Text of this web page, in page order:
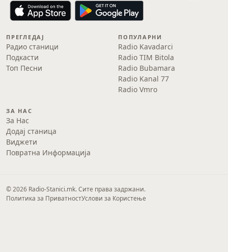
ПРЕГЛЕДАЈ
Радио станици
Подкасти
Топ Песни
ПОПУЛАРНИ
Radio Kavadarci
Radio TIM Bitola
Radio Bubamara
Radio Kanal 77
Radio Vmro
ЗА НАС
За Нас
Додај станица
Виджети
Повратна Информација
© 2026 Radio-Stanici.mk. Сите права задржани.
Политика за ПриватностУслови за Користење